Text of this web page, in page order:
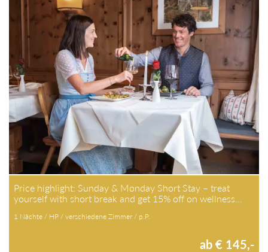
Price highlight: Sunday & Monday Short Stay – treat
yourself with short break and get 15% off on wellness…
1 Nächte / HP / verschiedene Zimmer / p.P.
ab € 145,-